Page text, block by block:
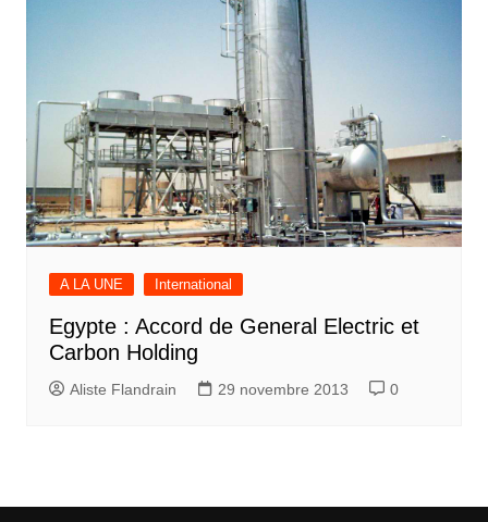
A LA UNE International
Egypte : Accord de General Electric et
Carbon Holding
Aliste Flandrain 29 novembre 2013 0